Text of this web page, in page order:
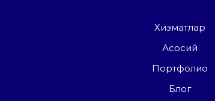
Хизматлар
Асосий
Портфолио
Блог